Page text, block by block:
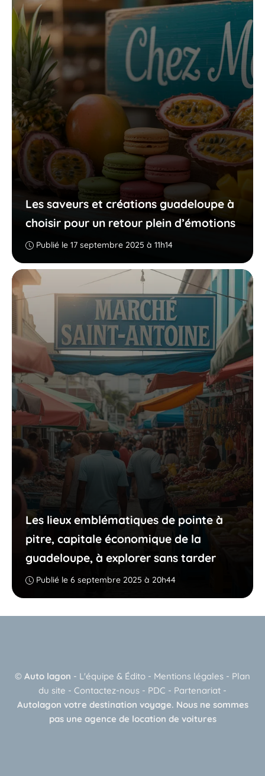
Les saveurs et créations guadeloupe à
choisir pour un retour plein d’émotions
Publié le 17 septembre 2025 à 11h14
Les lieux emblématiques de pointe à
pitre, capitale économique de la
guadeloupe, à explorer sans tarder
Publié le 6 septembre 2025 à 20h44
© Auto lagon - L'équipe & Édito - Mentions légales - Plan
du site - Contactez-nous - PDC - Partenariat -
Autolagon votre destination voyage. Nous ne sommes
pas une agence de location de voitures